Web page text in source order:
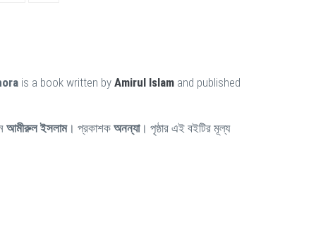
is a book written by Amirul Islam and published
আমীরুল ইসলাম। প্রকাশক অনন্যা। পৃষ্ঠার এই বইটির মূল্য